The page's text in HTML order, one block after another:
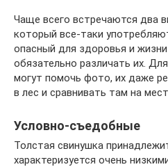
Чаще всего встречаются два
который все-таки
опасный для здоровья и
обязательно различать их.
могут помочь фото, их даже
в лес и сравнивать там на
Условно-съедобные
Толстая свинушка
характеризуется очень